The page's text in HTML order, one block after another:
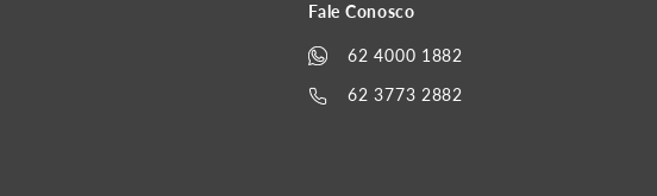
Fale Conosco
62 4000 1882
62 3773 2882